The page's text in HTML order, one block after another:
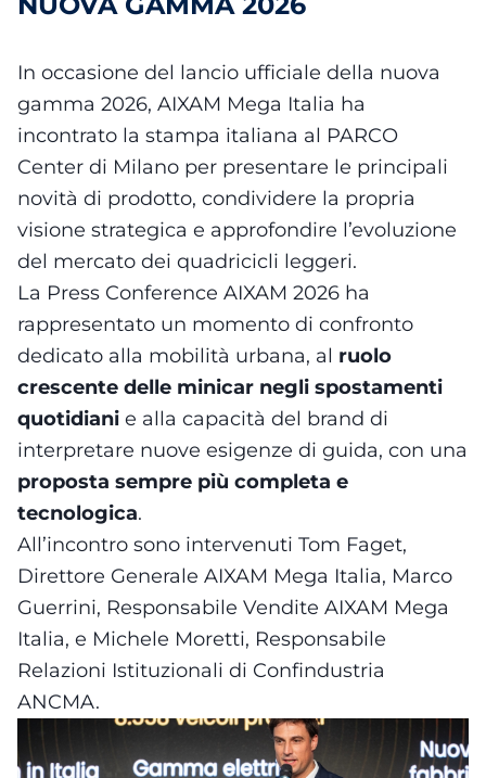
In occasione del lancio ufficiale della nuova
gamma 2026, AIXAM Mega Italia ha
incontrato la stampa italiana al PARCO
Center di Milano per presentare le principali
novità di prodotto, condividere la propria
visione strategica e approfondire l’evoluzione
del mercato dei quadricicli leggeri.
La Press Conference AIXAM 2026 ha
rappresentato un momento di confronto
dedicato alla mobilità urbana, al ruolo
crescente delle minicar negli spostamenti
quotidiani e alla capacità del brand di
interpretare nuove esigenze di guida, con una
proposta sempre più completa e
tecnologica.
All’incontro sono intervenuti Tom Faget,
Direttore Generale AIXAM Mega Italia, Marco
Guerrini, Responsabile Vendite AIXAM Mega
Italia, e Michele Moretti, Responsabile
Relazioni Istituzionali di Confindustria
ANCMA.